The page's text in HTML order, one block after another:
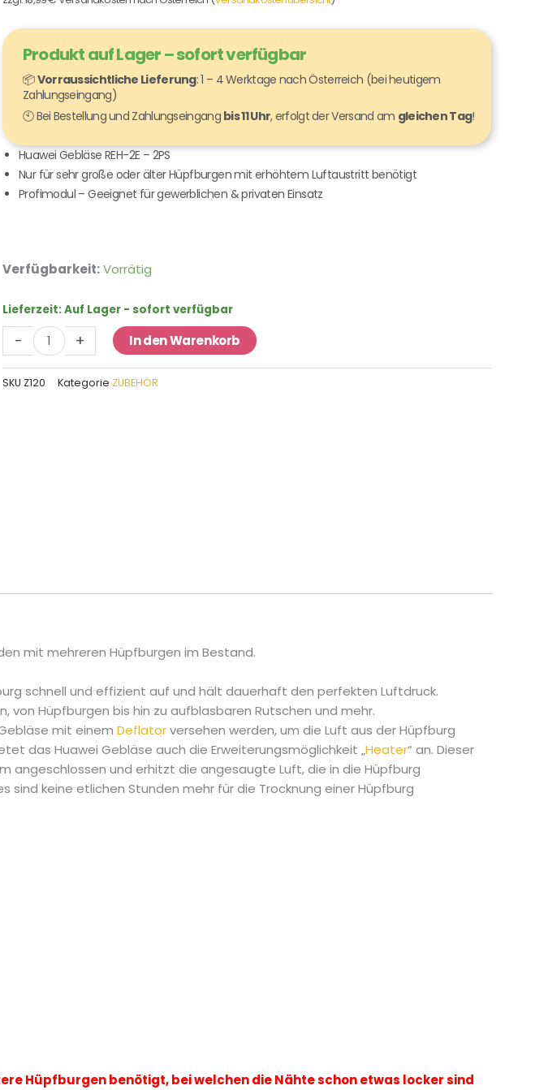
Produkt auf Lager – sofort verfügbar
📦Vorraussichtliche Lieferung: 1 – 4 Werktage nach Österreich (bei heutigem
Zahlungseingang)
🕙 Bei Bestellung und Zahlungseingang bis 11 Uhr, erfolgt der Versand am gleichen Tag!
Huawei Gebläse REH-2E – 2PS
Nur für sehr große oder älter Hüpfburgen mit erhöhtem Luftaustritt benötigt
Profimodul – Geeignet für gewerblichen & privaten Einsatz
Verfügbarkeit:Vorrätig
Lieferzeit:Auf Lager - sofort verfügbar
-
Huawei
REH-
2E
2PS
Menge
+ In den Warenkorb
SKU Z120 Kategorie ZUBEHÖR
mit mehreren Hüpfburgen im Bestand.
schnell und effizient auf und hält dauerhaft den perfekten Luftdruck.
Hüpfburgen bis hin zu aufblasbaren Rutschen und mehr.
mit einemDeflatorversehen werden, um die Luft aus der Hüpfburg
das Huawei Gebläse auch die Erweiterungsmöglichkeit „Heater“ an. Dieser
angeschlossen und erhitzt die angesaugte Luft, die in die Hüpfburg
keine etlichen Stunden mehr für die Trocknung einer Hüpfburg
Hüpfburgen benötigt, bei welchen die Nähte schon etwas locker sind